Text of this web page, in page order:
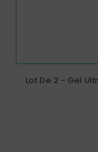
Lot De 2 - Gel